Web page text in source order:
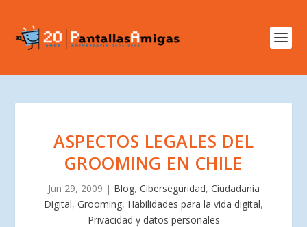
ASPECTOS LEGALES DEL
GROOMING EN CHILE
Jun 29, 2009 | Blog, Ciberseguridad, Ciudadanía
Digital, Grooming, Habilidades para la vida digital,
Privacidad y datos personales